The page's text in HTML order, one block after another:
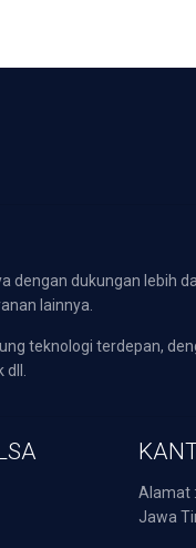
dukungan lebih
lainnya.
teknologi terdepan,
dll.
Alamat
Jawa